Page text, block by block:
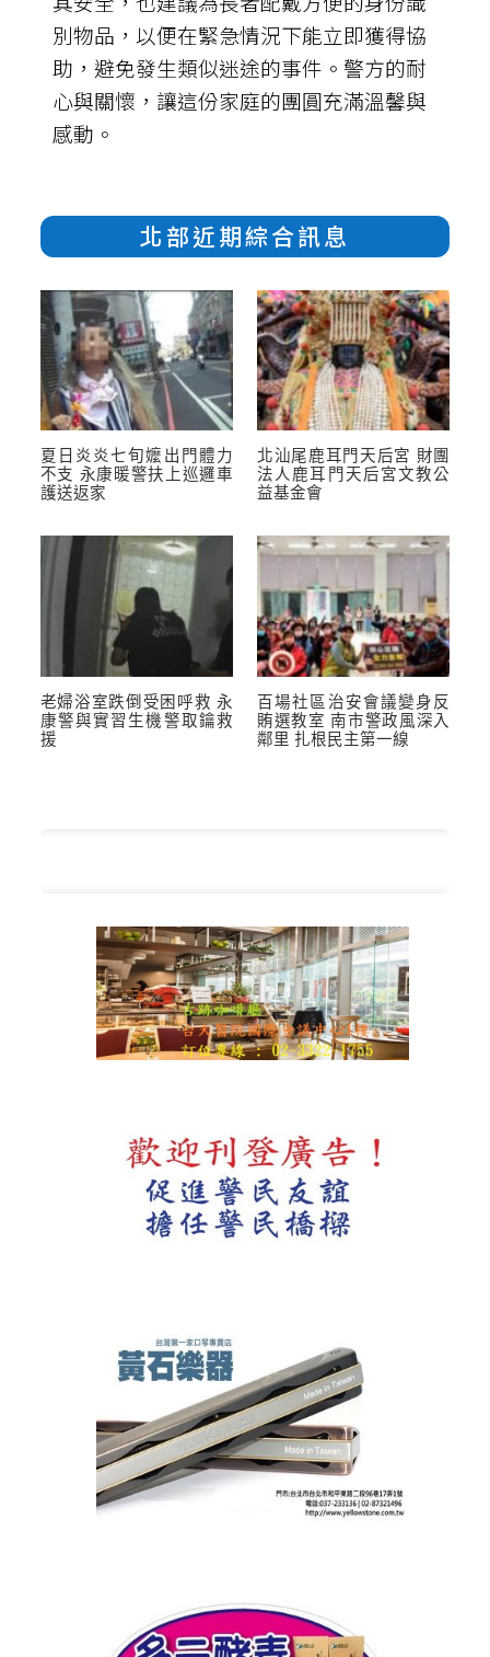
別物品，以便在緊急情況下能立即獲得協
助，避免發生類似迷途的事件。警方的耐
心與關懷，讓這份家庭的團圓充滿溫馨與
感動。
北部近期綜合訊息
夏日炎炎七旬嬤出門體力
不支 永康暖警扶上巡邏車
護送返家
北汕尾鹿耳門天后宮 財團
法人鹿耳門天后宮文教公
益基金會
老婦浴室跌倒受困呼救 永
康警與實習生機警取鑰救
援
百場社區治安會議變身反
賄選教室 南市警政風深入
鄰里 扎根民主第一線